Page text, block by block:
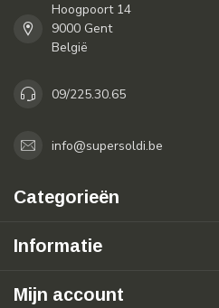
Hoogpoort 14
9000 Gent
België
09/225.30.65
info@supersoldi.be
Categorieën
Informatie
Mijn account